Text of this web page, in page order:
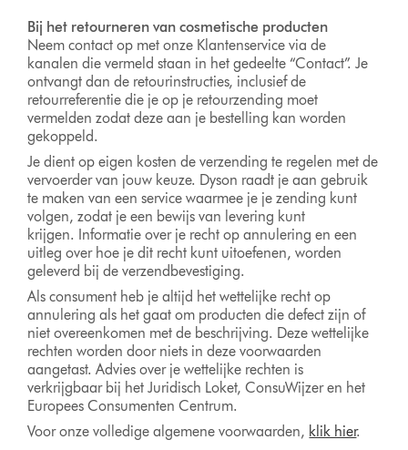
Bij het retourneren van cosmetische producten
Neem contact op met onze Klantenservice via de
kanalen die vermeld staan in het gedeelte “Contact”. Je
ontvangt dan de retourinstructies, inclusief de
retourreferentie die je op je retourzending moet
vermelden zodat deze aan je bestelling kan worden
gekoppeld.
Je dient op eigen kosten de verzending te regelen met de
vervoerder van jouw keuze. Dyson raadt je aan gebruik
te maken van een service waarmee je je zending kunt
volgen, zodat je een bewijs van levering kunt
krijgen. Informatie over je recht op annulering en een
uitleg over hoe je dit recht kunt uitoefenen, worden
geleverd bij de verzendbevestiging.
Als consument heb je altijd het wettelijke recht op
annulering als het gaat om producten die defect zijn of
niet overeenkomen met de beschrijving. Deze wettelijke
rechten worden door niets in deze voorwaarden
aangetast. Advies over je wettelijke rechten is
verkrijgbaar bij het Juridisch Loket, ConsuWijzer en het
Europees Consumenten Centrum.
Voor onze volledige algemene voorwaarden, klik hier.